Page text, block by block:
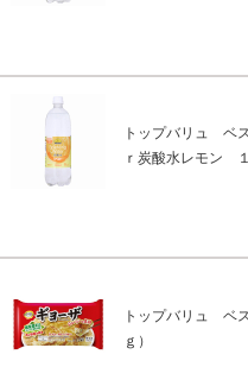
トップバリュ ベ
ｒ炭酸水レモン
トップバリュ ベ
ｇ）